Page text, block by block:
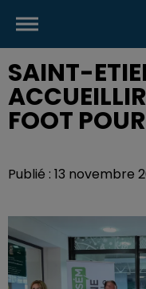
SAINT-
FOOT
Publié : 13 novembre